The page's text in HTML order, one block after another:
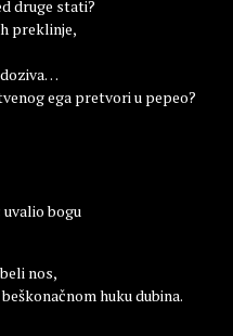
druge stati?
preklinje,
ega pretvori u pepeo?
bogu
nos,
huku dubina.